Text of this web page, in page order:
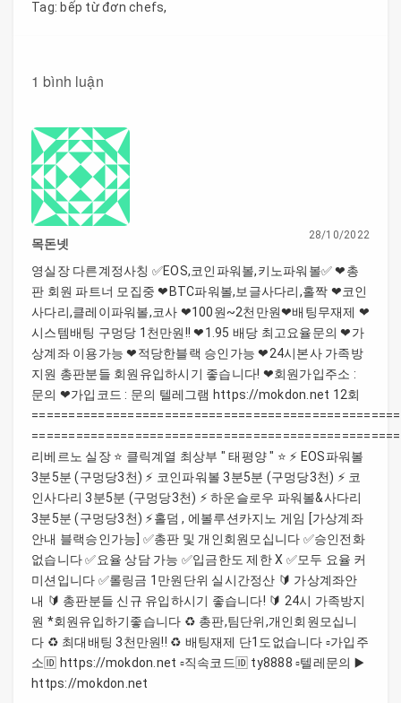
Tag: bếp từ đơn chefs,
1 bình luận
목돈넷 28/10/2022
영실장 다른계정사칭 ✅EOS,코인파워볼,키노파워볼✅ ❤총
판 회원 파트너 모집중 ❤BTC파워볼,보글사다리,홀짝 ❤코인
사다리,클레이파워볼,코사 ❤100원~2천만원❤배팅무재제 ❤
시스템배팅 구멍당 1천만원!! ❤1.95 배당 최고요율문의 ❤가
상계좌 이용가능 ❤적당한블랙 승인가능 ❤24시본사 가족방
지원 총판분들 회원유입하시기 좋습니다! ❤회원가입주소 :
문의 ❤가입코드 : 문의 텔레그램 https://mokdon.net 12회
리베르노 실장 ⭐️ 클릭계열 최상부 " 태평양 " ⭐️ ⚡️ EOS파워볼
3분5분 (구멍당3천) ⚡️ 코인파워볼 3분5분 (구멍당3천) ⚡️ 코
인사다리 3분5분 (구멍당3천) ⚡️ 하운슬로우 파워볼&사다리
3분5분 (구멍당3천) ⚡️홀덤 , 에볼루션카지노 게임 [가상계좌
안내 블랙승인가능] ✅총판 및 개인회원모십니다 ✅승인전화
없습니다 ✅요율 상담 가능 ✅입금한도 제한 X ✅모두 요율 커
미션입니다 ✅롤링금 1만원단위 실시간정산 🔰 가상계좌안
내 🔰 총판분들 신규 유입하시기 좋습니다! 🔰 24시 가족방지
원 *회원유입하기좋습니다 ♻️ 총판,팀단위,개인회원모십니
다 ♻️ 최대배팅 3천만원!! ♻️ 배팅재제 단1도없습니다 ▫️가입주
소🆔 https://mokdon.net ▫️직속코드🆔 ty8888 ▫️텔레문의 ▶️
https://mokdon.net